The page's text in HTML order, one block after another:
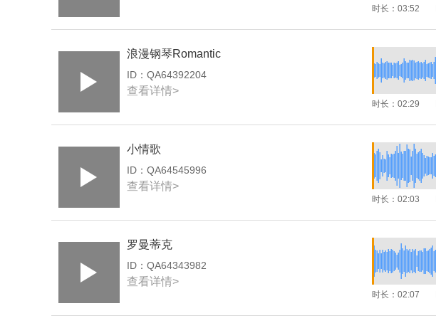
时长： 03:52
浪漫钢琴Romantic
ID： QA64392204
查看详情>
时长： 02:29
小情歌
ID： QA64545996
查看详情>
时长： 02:03
罗曼蒂克
ID： QA64343982
查看详情>
时长： 02:07